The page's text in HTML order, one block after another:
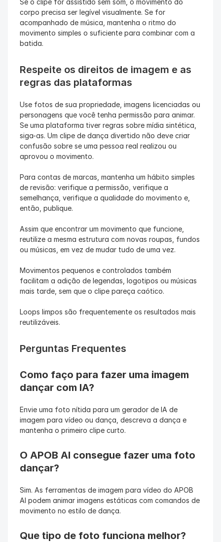
Se o clipe for assistido sem som, o movimento do
corpo precisa ser legível visualmente. Se for
acompanhado de música, mantenha o ritmo do
movimento simples o suficiente para combinar com a
batida.
Respeite os direitos de imagem e as
regras das plataformas
Use fotos de sua propriedade, imagens licenciadas ou
personagens que você tenha permissão para animar.
Se uma plataforma tiver regras sobre mídia sintética,
siga-as. Um clipe de dança divertido não deve criar
confusão sobre se uma pessoa real realizou ou
aprovou o movimento.
Para contas de marcas, mantenha um hábito simples
de revisão: verifique a permissão, verifique a
semelhança, verifique a qualidade do movimento e,
então, publique.
Assim que encontrar um movimento que funcione,
reutilize a mesma estrutura com novas roupas, fundos
ou músicas, em vez de mudar tudo de uma vez.
Movimentos pequenos e controlados também
facilitam a adição de legendas, logotipos ou músicas
mais tarde, sem que o clipe pareça caótico.
Loops limpos são frequentemente os resultados mais
reutilizáveis.
Perguntas Frequentes
Como faço para fazer uma imagem
dançar com IA?
Envie uma foto nítida para um gerador de IA de
imagem para vídeo ou dança, descreva a dança e
mantenha o primeiro clipe curto.
O APOB AI consegue fazer uma foto
dançar?
Sim. As ferramentas de imagem para vídeo do APOB
AI podem animar imagens estáticas com comandos de
movimento no estilo de dança.
Que tipo de foto funciona melhor?